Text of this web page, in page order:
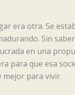
era otra. Se
Sin
en una
para que esa
mejor para vivir.